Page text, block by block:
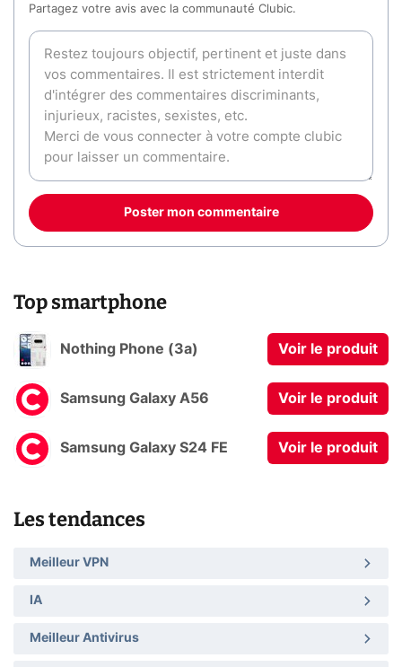
Partagez votre avis avec la communauté Clubic.
Poster mon commentaire
Top smartphone
Nothing Phone (3a) Voir le produit
Samsung Galaxy A56 Voir le produit
Samsung Galaxy S24 FE Voir le produit
Les tendances
Meilleur VPN
IA
Meilleur Antivirus